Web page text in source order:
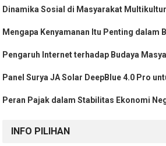
Dinamika Sosial di Masyarakat
Mengapa Kenyamanan Itu Penting dalam
Pengaruh Internet terhadap Budaya
Panel Surya JA Solar DeepBlue 4.0 Pro
Peran Pajak dalam Stabilitas Ekonomi
INFO PILIHAN